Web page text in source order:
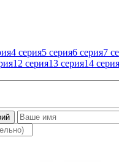
4 серия5 серия6 серия7
12 серия13 серия14 серия